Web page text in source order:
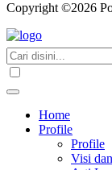
Copyright ©2026
Home
Profile
Profile
Visi